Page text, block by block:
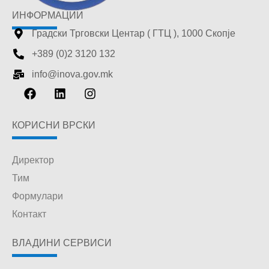
ИНФОРМАЦИИ
Градски Трговски Центар ( ГТЦ ), 1000 Скопје
+389 (0)2 3120 132
info@inova.gov.mk
КОРИСНИ ВРСКИ
Директор
Тим
Формулари
Контакт
ВЛАДИНИ СЕРВИСИ